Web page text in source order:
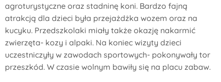
agroturystyczne oraz stadninę koni. Bardzo fajną
atrakcją dla dzieci była przejażdżka wozem oraz na
kucyku. Przedszkolaki miały także okazję nakarmić
zwierzęta- kozy i alpaki. Na koniec wizyty dzieci
uczestniczyły w zawodach sportowych- pokonywały tor
przeszkód. W czasie wolnym bawiły się na placu zabaw.